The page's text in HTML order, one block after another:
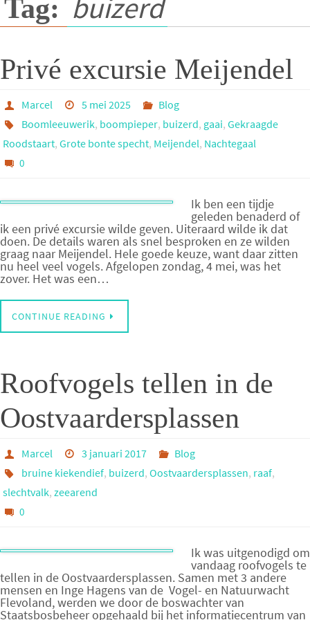
Tag: buizerd
Privé excursie Meijendel
Marcel 5 mei 2025
Blog
Boomleeuwerik, boompieper, buizerd, gaai, Gekraagde
Roodstaart, Grote bonte specht, Meijendel, Nachtegaal
0
Ik ben een tijdje
geleden benaderd of
ik een privé excursie wilde geven. Uiteraard wilde ik dat
doen. De details waren als snel besproken en ze wilden
graag naar Meijendel. Hele goede keuze, want daar zitten
nu heel veel vogels. Afgelopen zondag, 4 mei, was het
zover. Het was een…
CONTINUE READING
Roofvogels tellen in de
Oostvaardersplassen
Marcel 3 januari 2017
Blog
bruine kiekendief, buizerd, Oostvaardersplassen, raaf,
slechtvalk, zeearend
0
Ik was uitgenodigd om
vandaag roofvogels te
tellen in de Oostvaardersplassen. Samen met 3 andere
mensen en Inge Hagens van de Vogel- en Natuurwacht
Flevoland, werden we door de boswachter van
Staatsbosbeheer opgehaald bij het informatiecentrum van